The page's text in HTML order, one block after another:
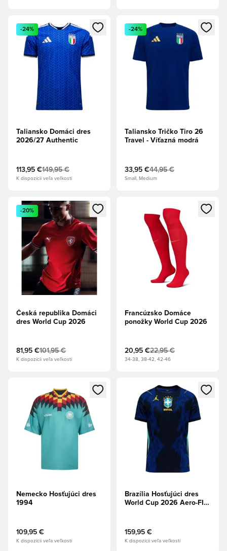
Otvorí modál na prihlásenie alebo registráciu ako člen
-24%
Taliansko Domáci dres
2026/27 Authentic
113,95 €149,95 €
K dispozícii veľa veľkostí
Otvorí modál na prihlásenie
-24%
Taliansko Tričko Tiro 26
Travel - Víťazná modrá
33,95 €44,95 €
Small, Medium
Otvorí modál na prihlásenie alebo registráciu ako člen
-20%
Česká republika Domáci
dres World Cup 2026
81,95 €101,95 €
K dispozícii veľa veľkostí
Otvorí modál na prihlásenie
Francúzsko Domáce
ponožky World Cup 2026
20,95 €22,95 €
34-38, 38-42, 42-46
Otvorí modál na prihlásenie alebo registráciu ako člen
Nemecko Hosťujúci dres
1994
109,95 €
K dispozícii veľa veľkostí
Otvorí modál na prihlásenie
Brazília Hosťujúci dres
World Cup 2026 Aero-FIT
159,95 €
K dispozícii veľa veľkostí